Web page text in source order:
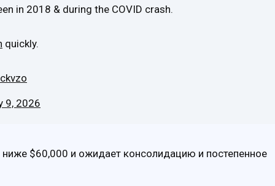
in 2018 & during the COVID crash.
quickly.
9, 2026
$60,000 и ожидает консолидацию и постепенное